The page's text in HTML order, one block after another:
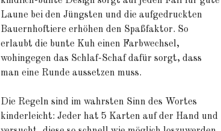
Laune bei den Jüngsten und die aufgedruckten
Bauernhoftiere erhöhen den Spaßfaktor. So
erlaubt die bunte Kuh einen Farbwechsel,
wohingegen das Schlaf-Schaf dafür sorgt, dass
man eine Runde aussetzen muss.
Die Regeln sind im wahrsten Sinn des Wortes
kinderleicht: Jeder hat 5 Karten auf der Hand und